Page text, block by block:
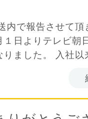
内で報告させて頂
１日よりテレビ朝
りました。 入社以